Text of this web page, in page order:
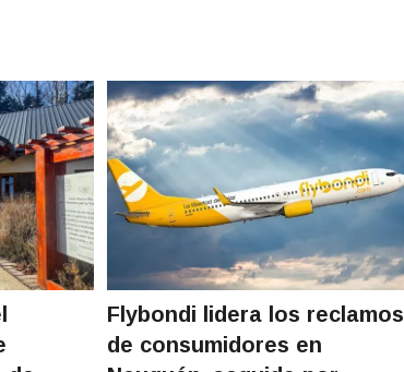
Flybondi lidera los reclamos
de consumidores en